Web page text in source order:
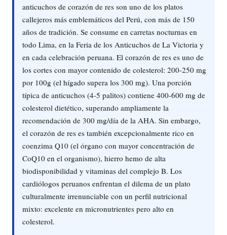
anticuchos de corazón de res son uno de los platos
callejeros más emblemáticos del Perú, con más de 150
años de tradición. Se consume en carretas nocturnas en
todo Lima, en la Feria de los Anticuchos de La Victoria y
en cada celebración peruana. El corazón de res es uno de
los cortes con mayor contenido de colesterol: 200-250 mg
por 100g (el hígado supera los 300 mg). Una porción
típica de anticuchos (4-5 palitos) contiene 400-600 mg de
colesterol dietético, superando ampliamente la
recomendación de 300 mg/día de la AHA. Sin embargo,
el corazón de res es también excepcionalmente rico en
coenzima Q10 (el órgano con mayor concentración de
CoQ10 en el organismo), hierro hemo de alta
biodisponibilidad y vitaminas del complejo B. Los
cardiólogos peruanos enfrentan el dilema de un plato
culturalmente irrenunciable con un perfil nutricional
mixto: excelente en micronutrientes pero alto en
colesterol.